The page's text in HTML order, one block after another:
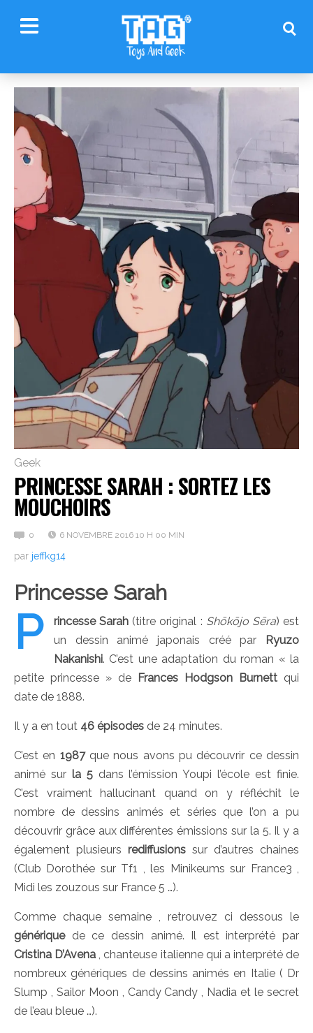
Geek
PRINCESSE SARAH : SORTEZ LES
MOUCHOIRS
0 6 NOVEMBRE 2016 10 H 00 MIN
par jeffkg14
Princesse Sarah
P rincesse Sarah (titre original : Shōkōjo Sēra) est
un dessin animé japonais créé par
Ryuzo
Nakanishi. C’est une adaptation du roman « la
petite princesse » de
Frances Hodgson Burnett qui
date de 1888.
Il y a en tout 46 épisodes de 24 minutes.
C’est en 1987que nous avons pu découvrir ce dessin
animé sur la 5dans l’émission Youpi l’école est finie.
C’est vraiment hallucinant quand on y réfléchit le
nombre de dessins animés et séries que l’on a pu
découvrir grâce aux différentes émissions sur la 5. Il y a
également plusieurs rediffusions sur d’autres chaines
(Club Dorothée sur Tf1 , les Minikeums sur France3 ,
Midi les zouzous sur France 5 …).
Comme chaque semaine , retrouvez ci dessous le
génériquede ce dessin animé. Il est interprété par
Cristina D’Avena, chanteuse italienne qui a interprété de
nombreux génériques de dessins animés en Italie ( Dr
Slump , Sailor Moon , Candy Candy , Nadia et le secret
de l’eau bleue …).